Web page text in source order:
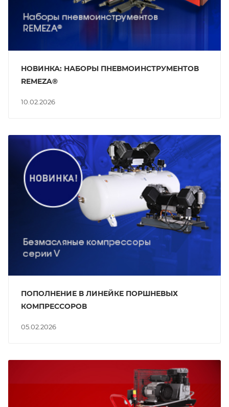
10.02.2026
НОВИНКА: НАБОРЫ ПНЕВМОИНСТРУМЕНТОВ
REMEZA®
05.02.2026
ПОПОЛНЕНИЕ В ЛИНЕЙКЕ ПОРШНЕВЫХ
КОМПРЕССОРОВ